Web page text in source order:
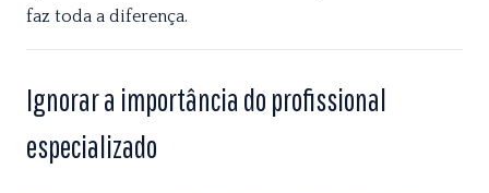
faz toda a diferença.
Ignorar a importância do profissional
especializado